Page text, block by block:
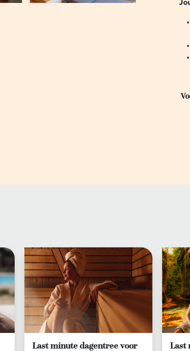
Last minute dagentree voor
Last